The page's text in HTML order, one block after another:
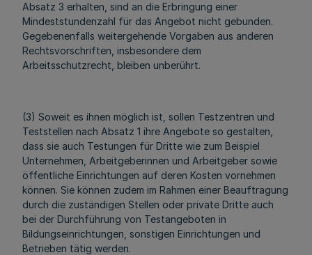
Absatz 3 erhalten, sind an die Erbringung einer
Mindeststundenzahl für das Angebot nicht gebunden.
Gegebenenfalls weitergehende Vorgaben aus anderen
Rechtsvorschriften, insbesondere dem
Arbeitsschutzrecht, bleiben unberührt.
(3) Soweit es ihnen möglich ist, sollen Testzentren und
Teststellen nach Absatz 1 ihre Angebote so gestalten,
dass sie auch Testungen für Dritte wie zum Beispiel
Unternehmen, Arbeitgeberinnen und Arbeitgeber sowie
öffentliche Einrichtungen auf deren Kosten vornehmen
können. Sie können zudem im Rahmen einer Beauftragung
durch die zuständigen Stellen oder private Dritte auch
bei der Durchführung von Testangeboten in
Bildungseinrichtungen, sonstigen Einrichtungen und
Betrieben tätig werden.